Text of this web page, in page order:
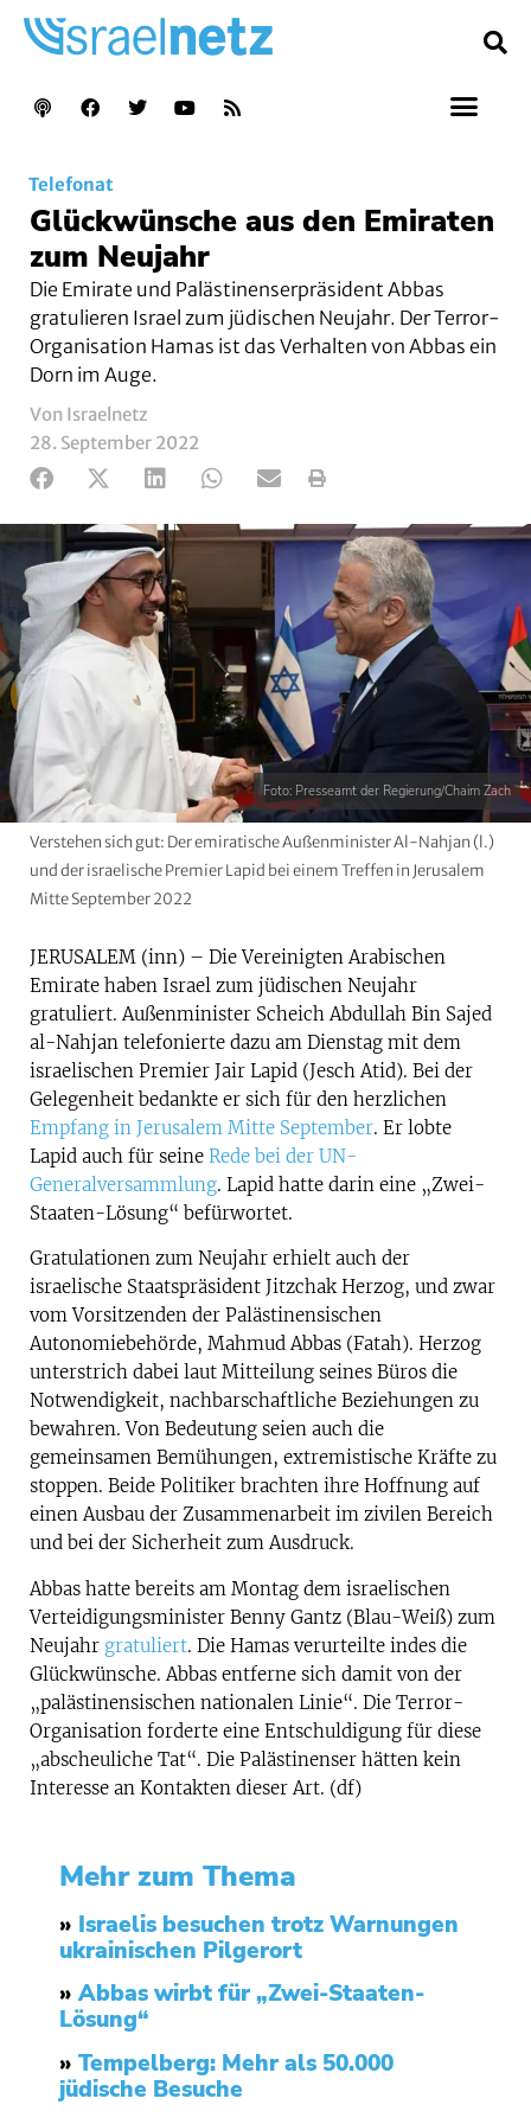
Telefonat
Glückwünsche aus den Emiraten
zum Neujahr
Die Emirate und Palästinenserpräsident Abbas
gratulieren Israel zum jüdischen Neujahr. Der Terror-
Organisation Hamas ist das Verhalten von Abbas ein
Dorn im Auge.
Von Israelnetz
28. September 2022
Foto: Presseamt der Regierung/Chaim Zach
Verstehen sich gut: Der emiratische Außenminister Al-Nahjan (l.)
und der israelische Premier Lapid bei einem Treffen in Jerusalem
Mitte September 2022
JERUSALEM (inn) – Die Vereinigten Arabischen
Emirate haben Israel zum jüdischen Neujahr
gratuliert. Außenminister Scheich Abdullah Bin Sajed
al-Nahjan telefonierte dazu am Dienstag mit dem
israelischen Premier Jair Lapid (Jesch Atid). Bei der
Gelegenheit bedankte er sich für den herzlichen
Empfang in Jerusalem Mitte September. Er lobte
Lapid auch für seine Rede bei der UN-
Generalversammlung. Lapid hatte darin eine „Zwei-
Staaten-Lösung“ befürwortet.
Gratulationen zum Neujahr erhielt auch der
israelische Staatspräsident Jitzchak Herzog, und zwar
vom Vorsitzenden der Palästinensischen
Autonomiebehörde, Mahmud Abbas (Fatah). Herzog
unterstrich dabei laut Mitteilung seines Büros die
Notwendigkeit, nachbarschaftliche Beziehungen zu
bewahren. Von Bedeutung seien auch die
gemeinsamen Bemühungen, extremistische Kräfte zu
stoppen. Beide Politiker brachten ihre Hoffnung auf
einen Ausbau der Zusammenarbeit im zivilen Bereich
und bei der Sicherheit zum Ausdruck.
Abbas hatte bereits am Montag dem israelischen
Verteidigungsminister Benny Gantz (Blau-Weiß) zum
Neujahr gratuliert. Die Hamas verurteilte indes die
Glückwünsche. Abbas entferne sich damit von der
„palästinensischen nationalen Linie“. Die Terror-
Organisation forderte eine Entschuldigung für diese
„abscheuliche Tat“. Die Palästinenser hätten kein
Interesse an Kontakten dieser Art. (df)
Mehr zum Thema
» Israelis besuchen trotz Warnungen
ukrainischen Pilgerort
»Abbas wirbt für „Zwei-Staaten-
Lösung“
» Tempelberg: Mehr als 50.000
jüdische Besuche